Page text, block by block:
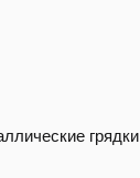
грядки